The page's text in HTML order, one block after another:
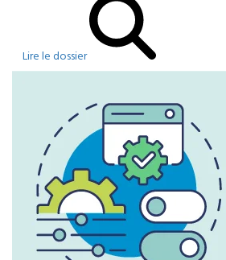
Lire le dossier